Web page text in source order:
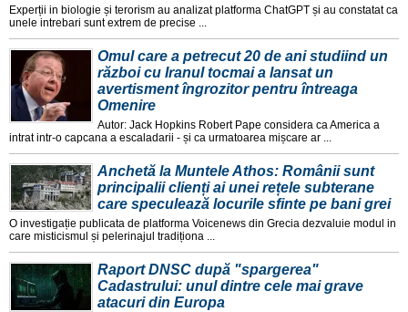
Experții in biologie și terorism au analizat platforma ChatGPT și au constatat ca
unele intrebari sunt extrem de precise ...
Omul care a petrecut 20 de ani studiind un
război cu Iranul tocmai a lansat un
avertisment îngrozitor pentru întreaga
Omenire
Autor: Jack Hopkins Robert Pape considera ca America a
intrat intr-o capcana a escaladarii - și ca urmatoarea mișcare ar ...
Anchetă la Muntele Athos: Românii sunt
principalii clienți ai unei rețele subterane
care speculează locurile sfinte pe bani grei
O investigație publicata de platforma Voicenews din Grecia dezvaluie modul in
care misticismul și pelerinajul tradiționa ...
Raport DNSC după "spargerea"
Cadastrului: unul dintre cele mai grave
atacuri din Europa